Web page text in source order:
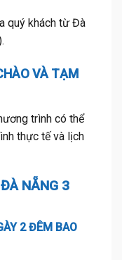
quý khách từ Đà
VÀ TẠM
trình có thể
thực tế và lịch
NẴNG 3
2 ĐÊM BAO